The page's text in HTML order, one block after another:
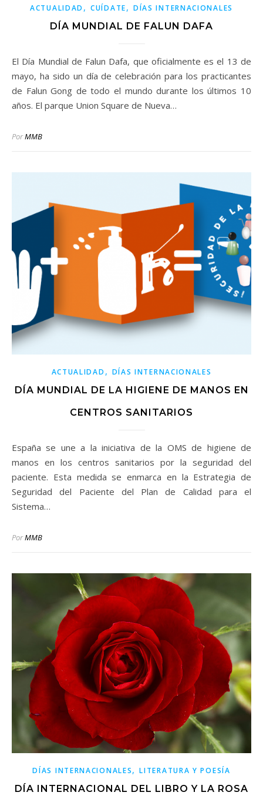
ACTUALIDAD ,CUÍDATE, DÍAS INTERNACIONALES
DÍA MUNDIAL DE FALUN DAFA
El Día Mundial de Falun Dafa, que oficialmente es el 13 de
mayo, ha sido un día de celebración para los practicantes
de Falun Gong de todo el mundo durante los últimos 10
años. El parque Union Square de Nueva…
PorMMB
ACTUALIDAD , DÍAS INTERNACIONALES
DÍA MUNDIAL DE LA HIGIENE DE MANOS EN
CENTROS SANITARIOS
España se une a la iniciativa de la OMS de higiene de
manos en los centros sanitarios por la seguridad del
paciente. Esta medida se enmarca en la Estrategia de
Seguridad del Paciente del Plan de Calidad para el
Sistema…
PorMMB
DÍAS INTERNACIONALES,LITERATURA Y POESÍA
DÍA INTERNACIONAL DEL LIBRO Y LA ROSA